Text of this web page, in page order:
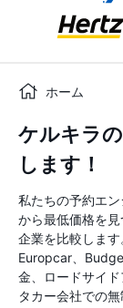
ホーム
ケルキラ
します！
私たちの予約エ
から最低価格を
企業を比較しま
Europcar、
金、ロードサイ
タカー会社での